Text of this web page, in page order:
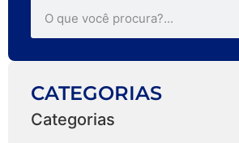
CATEGORIAS
Categorias